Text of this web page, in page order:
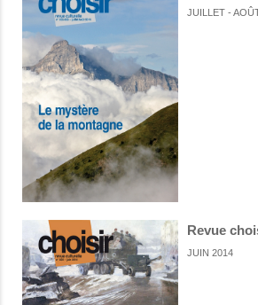
JUILLET -
Revue
JUIN 2014